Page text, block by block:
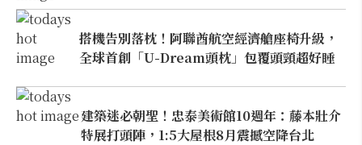
搭機告別落枕！阿聯酋航空經濟艙座椅升級，
全球首創「U-Dream頭枕」包覆頭頸超好睡
建築迷必朝聖！忠泰美術館10週年：藤本壯介
特展打頭陣，1:5大屋根8月震撼空降台北